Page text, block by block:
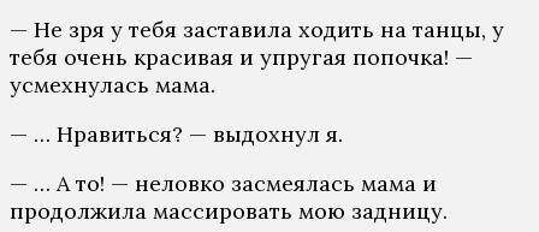
— Не зря у тебя заставила ходить на танцы, у
тебя очень красивая и упругая попочка! —
усмехнулась мама.
— … Нравиться? — выдохнул я.
— … А то! — неловко засмеялась мама и
продолжила массировать мою задницу.